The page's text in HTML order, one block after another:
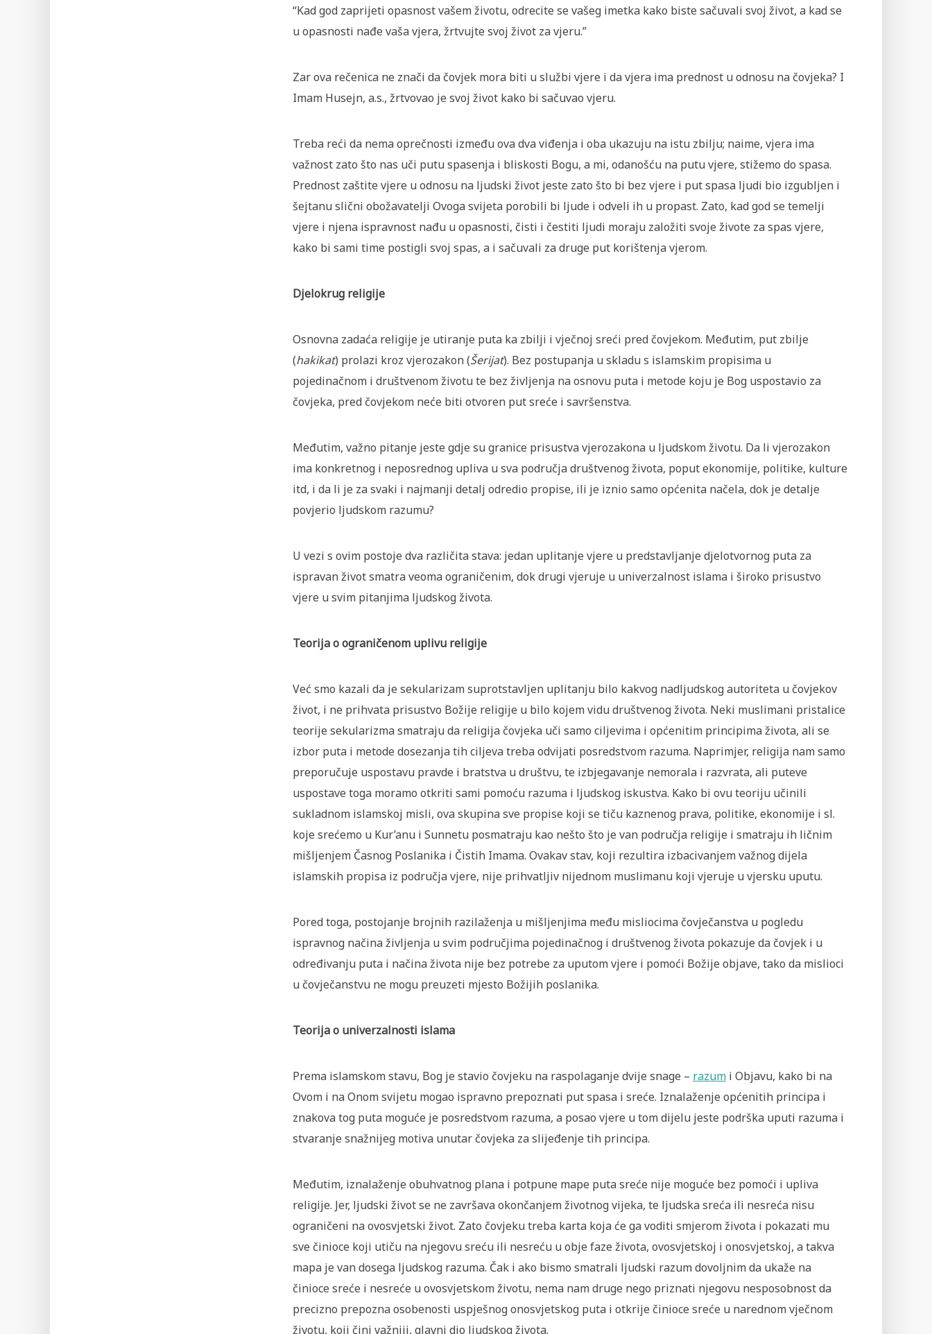
“Kad god zaprijeti opasnost vašem životu, odrecite se vašeg imetka kako biste sačuvali svoj život, a kad se
u opasnosti nađe vaša vjera, žrtvujte svoj život za vjeru.”
Zar ova rečenica ne znači da čovjek mora biti u službi vjere i da vjera ima prednost u odnosu na čovjeka? I
Imam Husejn, a.s., žrtvovao je svoj život kako bi sačuvao vjeru.
Treba reći da nema oprečnosti između ova dva viđenja i oba ukazuju na istu zbilju; naime, vjera ima
važnost zato što nas uči putu spasenja i bliskosti Bogu, a mi, odanošću na putu vjere, stižemo do spasa.
Prednost zaštite vjere u odnosu na ljudski život jeste zato što bi bez vjere i put spasa ljudi bio izgubljen i
šejtanu slični obožavatelji Ovoga svijeta porobili bi ljude i odveli ih u propast. Zato, kad god se temelji
vjere i njena ispravnost nađu u opasnosti, čisti i čestiti ljudi moraju založiti svoje živote za spas vjere,
kako bi sami time postigli svoj spas, a i sačuvali za druge put korištenja vjerom.
Djelokrug religije
Osnovna zadaća religije je utiranje puta ka zbilji i vječnoj sreći pred čovjekom. Međutim, put zbilje
(hakikat) prolazi kroz vjerozakon (Šerijat). Bez postupanja u skladu s islamskim propisima u
pojedinačnom i društvenom životu te bez življenja na osnovu puta i metode koju je Bog uspostavio za
čovjeka, pred čovjekom neće biti otvoren put sreće i savršenstva.
Međutim, važno pitanje jeste gdje su granice prisustva vjerozakona u ljudskom životu. Da li vjerozakon
ima konkretnog i neposrednog upliva u sva područja društvenog života, poput ekonomije, politike, kulture
itd, i da li je za svaki i najmanji detalj odredio propise, ili je iznio samo općenita načela, dok je detalje
povjerio ljudskom razumu?
U vezi s ovim postoje dva različita stava: jedan uplitanje vjere u predstavljanje djelotvornog puta za
ispravan život smatra veoma ograničenim, dok drugi vjeruje u univerzalnost islama i široko prisustvo
vjere u svim pitanjima ljudskog života.
Teorija o ograničenom uplivu religije
Već smo kazali da je sekularizam suprotstavljen uplitanju bilo kakvog nadljudskog autoriteta u čovjekov
život, i ne prihvata prisustvo Božije religije u bilo kojem vidu društvenog života. Neki muslimani pristalice
teorije sekularizma smatraju da religija čovjeka uči samo ciljevima i općenitim principima života, ali se
izbor puta i metode dosezanja tih ciljeva treba odvijati posredstvom razuma. Naprimjer, religija nam samo
preporučuje uspostavu pravde i bratstva u društvu, te izbjegavanje nemorala i razvrata, ali puteve
uspostave toga moramo otkriti sami pomoću razuma i ljudskog iskustva. Kako bi ovu teoriju učinili
sukladnom islamskoj misli, ova skupina sve propise koji se tiču kaznenog prava, politike, ekonomije i sl.
koje srećemo u Kur’anu i Sunnetu posmatraju kao nešto što je van područja religije i smatraju ih ličnim
mišljenjem Časnog Poslanika i Čistih Imama. Ovakav stav, koji rezultira izbacivanjem važnog dijela
islamskih propisa iz područja vjere, nije prihvatljiv nijednom muslimanu koji vjeruje u vjersku uputu.
Pored toga, postojanje brojnih razilaženja u mišljenjima među misliocima čovječanstva u pogledu
ispravnog načina življenja u svim područjima pojedinačnog i društvenog života pokazuje da čovjek i u
određivanju puta i načina života nije bez potrebe za uputom vjere i pomoći Božije objave, tako da mislioci
u čovječanstvu ne mogu preuzeti mjesto Božijih poslanika.
Teorija o univerzalnosti islama
Prema islamskom stavu, Bog je stavio čovjeku na raspolaganje dvije snage – razum i Objavu, kako bi na
Ovom i na Onom svijetu mogao ispravno prepoznati put spasa i sreće. Iznalaženje općenitih principa i
znakova tog puta moguće je posredstvom razuma, a posao vjere u tom dijelu jeste podrška uputi razuma i
stvaranje snažnijeg motiva unutar čovjeka za slijeđenje tih principa.
Međutim, iznalaženje obuhvatnog plana i potpune mape puta sreće nije moguće bez pomoći i upliva
religije. Jer, ljudski život se ne završava okončanjem životnog vijeka, te ljudska sreća ili nesreća nisu
ograničeni na ovosvjetski život. Zato čovjeku treba karta koja će ga voditi smjerom života i pokazati mu
sve činioce koji utiču na njegovu sreću ili nesreću u obje faze života, ovosvjetskoj i onosvjetskoj, a takva
mapa je van dosega ljudskog razuma. Čak i ako bismo smatrali ljudski razum dovoljnim da ukaže na
činioce sreće i nesreće u ovosvjetskom životu, nema nam druge nego priznati njegovu nesposobnost da
precizno prepozna osobenosti uspješnog onosvjetskog puta i otkrije činioce sreće u narednom vječnom
životu, koji čini važniji, glavni dio ljudskog života.